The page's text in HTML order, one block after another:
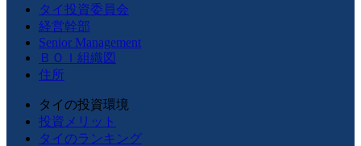
タイ投資委員会
経営幹部
Senior Management
ＢＯＩ組織図
住所
タイの投資環境
投資メリット
タイのランキング